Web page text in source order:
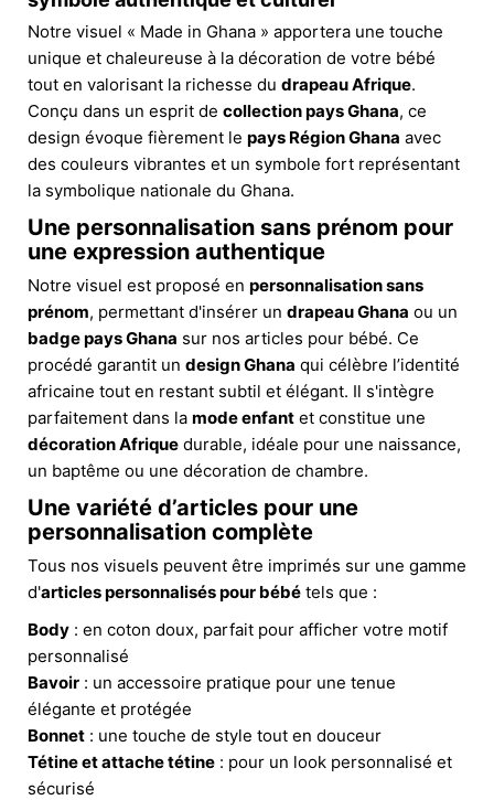
Notre visuel « Made in Ghana » apportera une touche
unique et chaleureuse à la décoration de votre bébé
tout en valorisant la richesse du drapeau Afrique.
Conçu dans un esprit de collection pays Ghana, ce
design évoque fièrement le pays Région Ghana avec
des couleurs vibrantes et un symbole fort représentant
la symbolique nationale du Ghana.
Une personnalisation sans prénom pour
une expression authentique
Notre visuel est proposé en personnalisation sans
prénom, permettant d'insérer un drapeau Ghana ou un
badge pays Ghana sur nos articles pour bébé. Ce
procédé garantit un design Ghana qui célèbre l’identité
africaine tout en restant subtil et élégant. Il s'intègre
parfaitement dans la mode enfant et constitue une
décoration Afrique durable, idéale pour une naissance,
un baptême ou une décoration de chambre.
Une variété d’articles pour une
personnalisation complète
Tous nos visuels peuvent être imprimés sur une gamme
d'articles personnalisés pour bébé tels que :
Body : en coton doux, parfait pour afficher votre motif
personnalisé
Bavoir : un accessoire pratique pour une tenue
élégante et protégée
Bonnet : une touche de style tout en douceur
Tétine et attache tétine : pour un look personnalisé et
sécurisé